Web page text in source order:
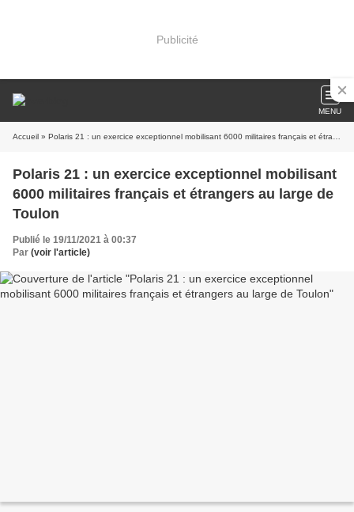
Publicité
MENU
Accueil » Polaris 21 : un exercice exceptionnel mobilisant 6000 militaires français et étrangers au large de Toulon
Polaris 21 : un exercice exceptionnel mobilisant
6000 militaires français et étrangers au large de
Toulon
Publié le 19/11/2021 à 00:37
Par (voir l'article)